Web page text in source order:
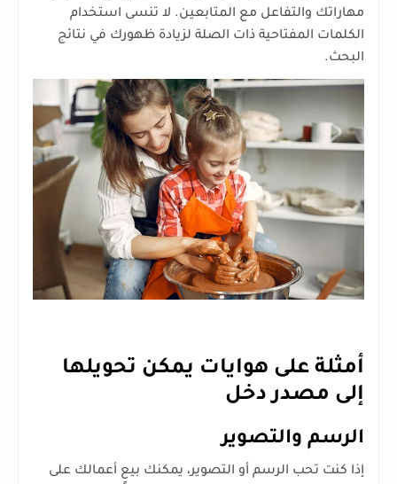
مهاراتك والتفاعل مع المتابعين. لا تنسى استخدام
الكلمات المفتاحية ذات الصلة لزيادة ظهورك في نتائج
البحث.
أمثلة على هوايات يمكن تحويلها
إلى مصدر دخل
الرسم والتصوير
إذا كنت تحب الرسم أو التصوير، يمكنك بيع أعمالك على